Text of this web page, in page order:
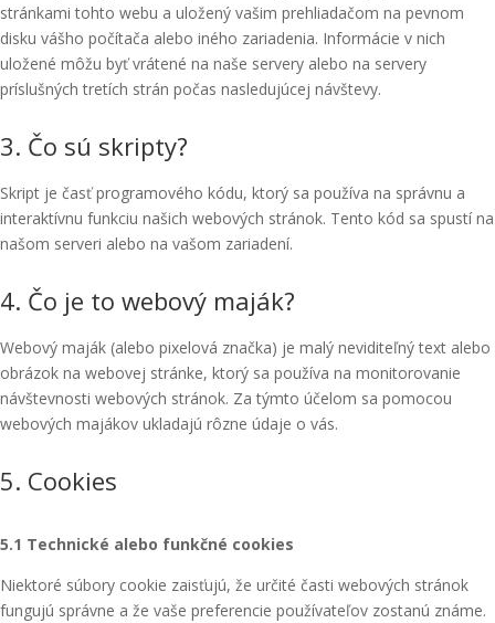
stránkami tohto webu a uložený vašim prehliadačom na pevnom
disku vášho počítača alebo iného zariadenia. Informácie v nich
uložené môžu byť vrátené na naše servery alebo na servery
príslušných tretích strán počas nasledujúcej návštevy.
3. Čo sú skripty?
Skript je časť programového kódu, ktorý sa používa na správnu a
interaktívnu funkciu našich webových stránok. Tento kód sa spustí na
našom serveri alebo na vašom zariadení.
4. Čo je to webový maják?
Webový maják (alebo pixelová značka) je malý neviditeľný text alebo
obrázok na webovej stránke, ktorý sa používa na monitorovanie
návštevnosti webových stránok. Za týmto účelom sa pomocou
webových majákov ukladajú rôzne údaje o vás.
5. Cookies
5.1 Technické alebo funkčné cookies
Niektoré súbory cookie zaisťujú, že určité časti webových stránok
fungujú správne a že vaše preferencie používateľov zostanú známe.